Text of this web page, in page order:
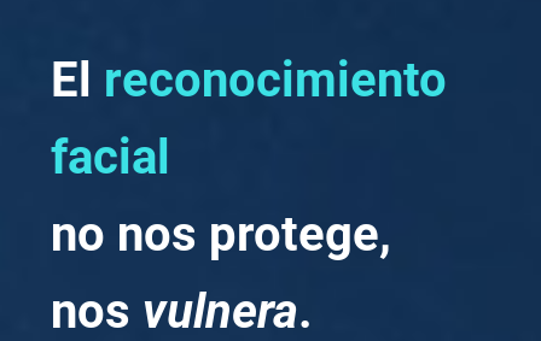
El reconocimiento
facial
no nos protege,
nos vulnera.